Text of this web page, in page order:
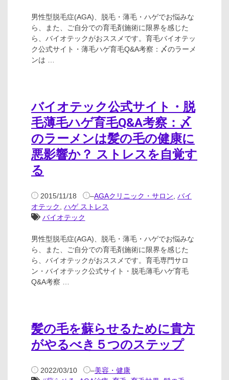
男性型脱毛症(AGA)、脱毛・薄毛・ハゲでお悩みな
ら、また、ご自分での育毛剤施術に限界を感じた
ら、バイオテックがおススメです。育毛バイオテッ
ク公式サイト・薄毛ハゲ育毛Q&A考察：〆のラーメ
ンは …
バイオテック公式サイト・脱
毛薄毛ハゲ育毛Q&A考察：〆
のラーメンは髪の毛の健康に
悪影響か？ ストレスを自覚す
る
2015/11/18 –AGAクリニック・サロン バイ
オテック
ハゲ ストレス
バイオテック
男性型脱毛症(AGA)、脱毛・薄毛・ハゲでお悩みな
ら、また、ご自分での育毛剤施術に限界を感じた
ら、バイオテックがおススメです。育毛専門サロ
ン・バイオテック公式サイト・脱毛薄毛ハゲ育毛
Q&A考察 …
髪の毛を蘇らせるために貴方
がやるべき５つのステップ
2022/03/10 –美容・健康